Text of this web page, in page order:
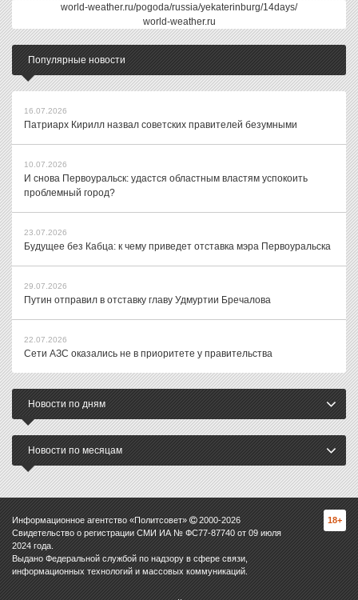
world-weather.ru/pogoda/russia/yekaterinburg/14days/
world-weather.ru
Популярные новости
16.07.2026
Патриарх Кирилл назвал советских правителей безумными
10.07.2026
И снова Первоуральск: удастся областным властям успокоить
проблемный город?
23.07.2026
Будущее без Кабца: к чему приведет отставка мэра Первоуральска
29.07.2026
Путин отправил в отставку главу Удмуртии Бречалова
22.07.2026
Сети АЗС оказались не в приоритете у правительства
Новости по дням
Новости по месяцам
Информационное агентство «Политсовет» 2000-2026
Свидетельство о регистрации СМИ ИА № ФС77-87740 от 09 июля
2024 года.
Выдано Федеральной службой по надзору в сфере связи,
информационных технологий и массовых коммуникаций.
18+